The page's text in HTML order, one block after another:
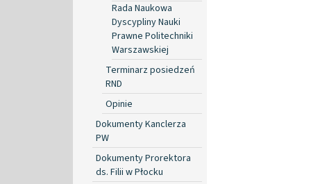
Rada Naukowa
Dyscypliny Nauki
Prawne Politechniki
Warszawskiej
Terminarz posiedzeń
RND
Opinie
Dokumenty Kanclerza
PW
Dokumenty Prorektora
ds. Filii w Płocku